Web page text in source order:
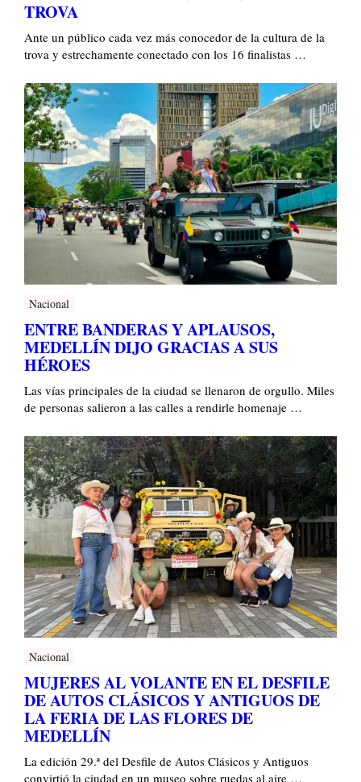
TROVA
Ante un público cada vez más conocedor de la cultura de la
trova y estrechamente conectado con los 16 finalistas …
Nacional
ENTRE BANDERAS Y APLAUSOS,
MEDELLÍN DIJO GRACIAS A SUS
HÉROES
Las vías principales de la ciudad se llenaron de orgullo. Miles
de personas salieron a las calles a rendirle homenaje …
Nacional
MUJERES AL VOLANTE EN EL DESFILE
DE AUTOS CLÁSICOS Y ANTIGUOS DE
LA FERIA DE LAS FLORES DE
MEDELLÍN
La edición 29.ª del Desfile de Autos Clásicos y Antiguos
convirtió la ciudad en un museo sobre ruedas al aire …